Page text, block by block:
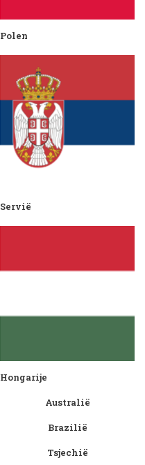
Polen
Servië
Hongarije
Australië
Brazilië
Tsjechië